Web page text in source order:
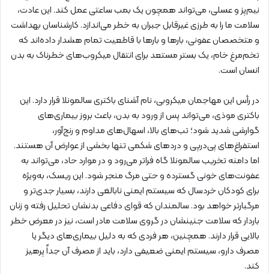
نیم‌پز و عسلی، می‌تواند همچون یک بمب ساعتی عمل کند. این عادت،
سلامت ما را به طرزی غیرقابل جبران به خطر می‌اندازد. کارشناسان بهداشت
و متخصصان عفونی، بارها و بارها با قاطعیت تمام هشدار داده‌اند که
تخم‌مرغ خام، یک بستر مستعد برای انتقال میکروب‌های خطرناک به بدن
انسان است.
در رأس این مهاجمان میکروبی، نام آشنای باکتری سالمونلا قرار دارد. این
باکتری موذی، می‌تواند پس از ورود به بدن، باعث بروز بیماری‌های
گوارشی شدید شود؛ تب‌های بالا، اسهال‌های مداوم و رنج‌آور،
استفراغ‌های پی‌درپی و دردهای شکمی تنها بخشی از عوارض آن هستند.
اما دامنه تخریب سالمونلا گاه فراتر می‌رود و در موارد حاد، می‌تواند به
عفونت‌های خونی گسترده و حتی مرگ منجر شود. این ریسک، به‌ویژه
برای کودکان خردسال که سیستم ایمنی نابالغی دارند، بسیار جدی‌تر و
مرگبارتر خواهد بود. سالمندان که قوای دفاعی بدنشان تحلیل رفته و زنان
باردار که سلامت جنینشان در گروی سلامت مادر است، نیز در معرض خطر
بالایی قرار دارند. همچنین، هر فردی که به دلیل بیماری‌های دیگر یا
مصرف دارو، سیستم ایمنی ضعیفی دارد، باید از مصرف آن جداً پرهیز
کند.